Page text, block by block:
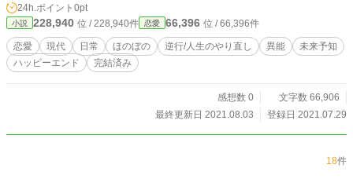
24h.ポイント 0pt
小説 228,940 位 / 228,940件 恋愛 66,396 位 / 66,396件
恋愛 現代 日常 ほのぼの 逆行/人生のやり直し 異能
未来予知
ハッピーエンド
完結済み
感想数 0
文字数 66,906
最終更新日 2021.08.03
登録日 2021.07.29
18件